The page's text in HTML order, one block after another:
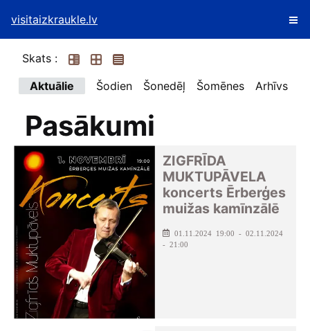
visitaizkraukle.lv
Skats :
Aktuālie
Šodien Šonedēļ Šomēnes Arhīvs
Pasākumi
ZIGFRĪDA
MUKTUPĀVELA
koncerts Ērberģes
muižas kamīnzālē
01.11.2024 19:00 - 02.11.2024
- 21:00